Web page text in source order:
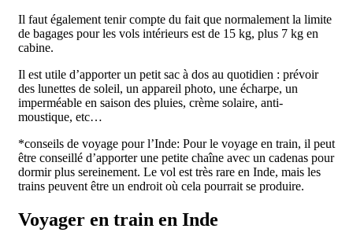
Il faut également tenir compte du fait que normalement la limite
de bagages pour les vols intérieurs est de 15 kg, plus 7 kg en
cabine.
Il est utile d’apporter un petit sac à dos au quotidien : prévoir
des lunettes de soleil, un appareil photo, une écharpe, un
imperméable en saison des pluies, crème solaire, anti-
moustique, etc…
*conseils de voyage pour l’Inde: Pour le voyage en train, il peut
être conseillé d’apporter une petite chaîne avec un cadenas pour
dormir plus sereinement. Le vol est très rare en Inde, mais les
trains peuvent être un endroit où cela pourrait se produire.
Voyager en train en Inde